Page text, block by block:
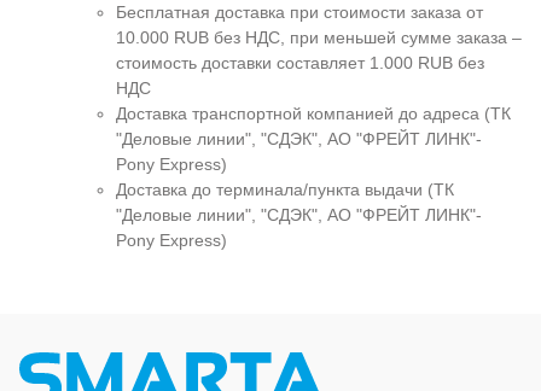
Бесплатная доставка при стоимости заказа от
10.000 RUB без НДС, при меньшей сумме заказа –
стоимость доставки составляет 1.000 RUB без
НДС
Доставка транспортной компанией до адреса (ТК
"Деловые линии", "СДЭК", АО "ФРЕЙТ ЛИНК"-
Pony Express)
Доставка до терминала/пункта выдачи (ТК
"Деловые линии", "СДЭК", АО "ФРЕЙТ ЛИНК"-
Pony Express)